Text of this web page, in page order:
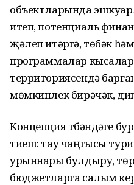
объектларында
итеп, потенциаль
җәлеп итәргә, төбәк
программалар
территориясендә
мөмкинлек бирәчәк,
Концепция түбәндәге
тиеш: тау чаңгысы
урыннары булдыру,
бюджетларга салым